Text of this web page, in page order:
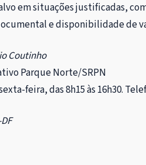
em situações justificadas,
e disponibilidade de
Coutinho
Parque Norte/SRPN
feira, das 8h15 às 16h30.